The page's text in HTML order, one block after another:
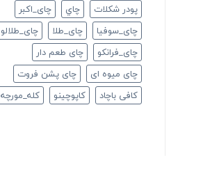
پودر شکلات
چاي
چای_اکبر
چای_سوفیا
چای_طلا
چای_طلالو
چای_فرانكو
چای طعم دار
چای میوه ای
چای پشن فروت
کافی باچاد
کاپوچینو کله_مورچه